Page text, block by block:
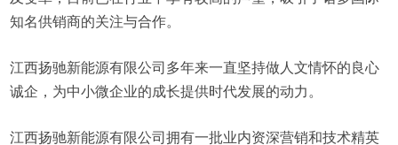
知名供销商的关注与合作。
江西扬驰新能源有限公司多年来一直坚持做人文情怀的良心
诚企，为中小微企业的成长提供时代发展的动力。
江西扬驰新能源有限公司拥有一批业内资深营销和技术精英